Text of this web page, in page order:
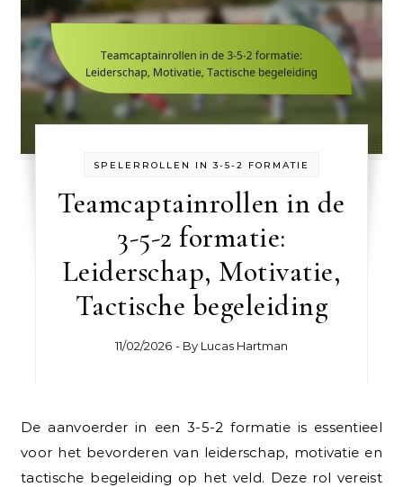
SPELERROLLEN IN 3-5-2 FORMATIE
Teamcaptainrollen in de
3-5-2 formatie:
Leiderschap, Motivatie,
Tactische begeleiding
11/02/2026 - By Lucas Hartman
De aanvoerder in een 3-5-2 formatie is essentieel
voor het bevorderen van leiderschap, motivatie en
tactische begeleiding op het veld. Deze rol vereist